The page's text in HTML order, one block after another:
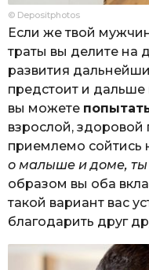
© Depositphotos
Если же твой
траты вы делите на
развития
предстоит и дальше
вы можете
взрослой,
приемлемо сойтись
о малыше и доме, ты
образом вы оба
такой вариант вас
благодарить друг